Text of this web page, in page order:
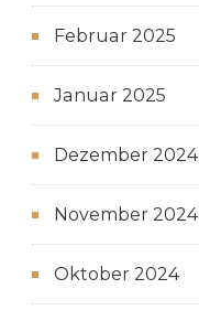
Februar 2025
Januar 2025
Dezember 2024
November 2024
Oktober 2024